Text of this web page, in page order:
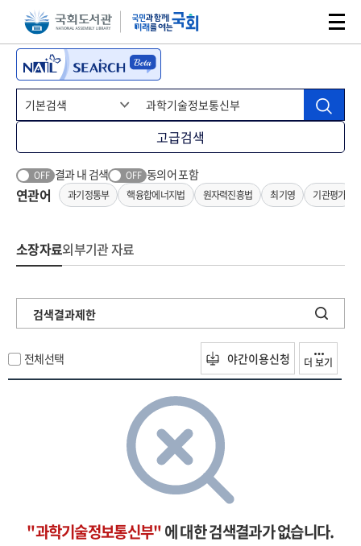
본문 바로가기주메뉴 바로가기
고급검색
OFF 결과 내 검색 OFF 동의어 포함
연관어 과기정통부 핵융합에너지법 원자력진흥법 최기영 기관평가
소장자료외부기관 자료
검색결과제한
전체선택 야간이용신청 더 보기
"과학기술정보통신부"에 대한 검색결과가 없습니다.